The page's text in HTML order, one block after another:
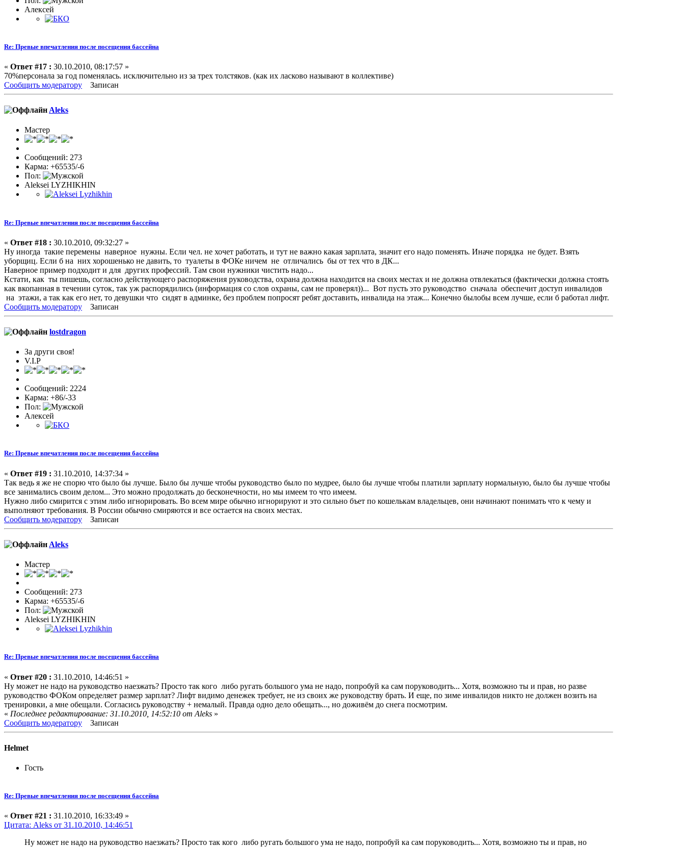
Алексей
Re: Превые впечатления после посещения бассейна
« Ответ #17 : 30.10.2010, 08:17:57 »
70%персонала за год поменялась. исключительно из за трех толстяков. (как их ласково называют в коллективе)
Сообщить модератору
Записан
Aleks
Мастер
Сообщений: 273
Карма: +65535/-6
Пол:
Aleksei LYZHIKHIN
Re: Превые впечатления после посещения бассейна
« Ответ #18 : 30.10.2010, 09:32:27 »
Ну иногда такие перемены наверное нужны. Если чел. не хочет работать, и тут не важно какая зарплата, значит его надо поменять. Иначе порядка не будет. Взять
уборщиц. Если б на них хорошенько не давить, то туалеты в ФОКе ничем не отличались бы от тех что в ДК...
Наверное пример подходит и для других профессий. Там свои нужники чистить надо...
Кстати, как ты пишешь, согласно действующего распоряжения руководства, охрана должна находится на своих местах и не должна отвлекаться (фактически должна стоять
как вкопанная в течении суток, так уж распорядились (информация со слов охраны, сам не проверял))... Вот пусть это руководство сначала обеспечит доступ инвалидов
на этажи, а так как его нет, то девушки что сидят в админке, без проблем попросят ребят доставить, инвалида на этаж... Конечно былобы всем лучше, если б работал лифт.
Сообщить модератору
Записан
lostdragon
За други своя!
V.I.P
Сообщений: 2224
Карма: +86/-33
Пол:
Алексей
Re: Превые впечатления после посещения бассейна
« Ответ #19 : 31.10.2010, 14:37:34 »
Так ведь я же не спорю что было бы лучше. Было бы лучше чтобы руководство было по мудрее, было бы лучше чтобы платили зарплату нормальную, было бы лучше чтобы
все занимались своим делом... Это можно продолжать до бесконечности, но мы имеем то что имеем.
Нужно либо смирится с этим либо игнорировать. Во всем мире обычно игнорируют и это сильно бъет по кошелькам владельцев, они начинают понимать что к чему и
выполняют требования. В России обычно смиряются и все остается на своих местах.
Сообщить модератору
Записан
Aleks
Мастер
Сообщений: 273
Карма: +65535/-6
Пол:
Aleksei LYZHIKHIN
Re: Превые впечатления после посещения бассейна
« Ответ #20 : 31.10.2010, 14:46:51 »
Ну может не надо на руководство наезжать? Просто так кого либо ругать большого ума не надо, попробуй ка сам поруководить... Хотя, возможно ты и прав, но разве
руководство ФОКом определяет размер зарплат? Лифт видимо денежек требует, не из своих же руководству брать. И еще, по зиме инвалидов никто не должен возить на
тренировки, а мне обещали. Согласись руководству + немалый. Правда одно дело обещать..., но доживём до снега посмотрим.
« Последнее редактирование: 31.10.2010, 14:52:10 от Aleks »
Сообщить модератору
Записан
Helmet
Гость
Re: Превые впечатления после посещения бассейна
« Ответ #21 : 31.10.2010, 16:33:49 »
Цитата: Aleks от 31.10.2010, 14:46:51
Ну может не надо на руководство наезжать? Просто так кого либо ругать большого ума не надо, попробуй ка сам поруководить... Хотя, возможно ты и прав, но